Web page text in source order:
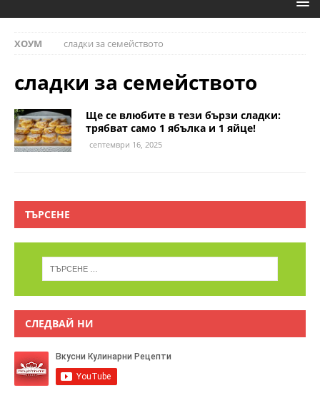
ХОУМ сладки за семейството
сладки за семейството
Ще се влюбите в тези бързи сладки:
трябват само 1 ябълка и 1 яйце!
септември 16, 2025
ТЪРСЕНЕ
СЛЕДВАЙ НИ